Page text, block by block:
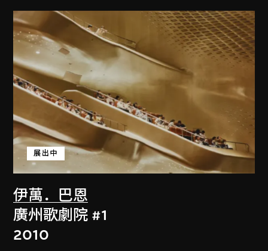
伊萬．巴恩
展出中
廣州歌劇院 #1
2010